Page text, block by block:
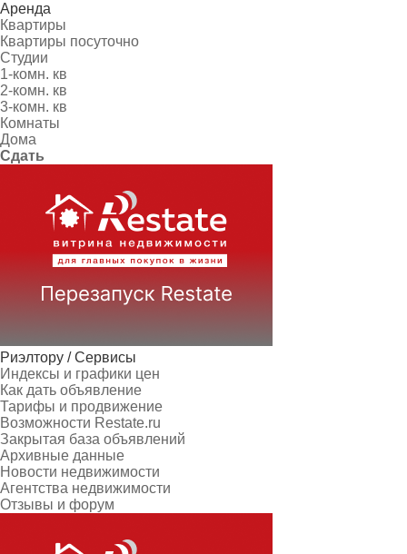
Аренда
Квартиры
Квартиры посуточно
Студии
1-комн. кв
2-комн. кв
3-комн. кв
Комнаты
Дома
Сдать
Риэлтору / Сервисы
Индексы и графики цен
Как дать объявление
Тарифы и продвижение
Возможности Restate.ru
Закрытая база объявлений
Архивные данные
Новости недвижимости
Агентства недвижимости
Отзывы и форум